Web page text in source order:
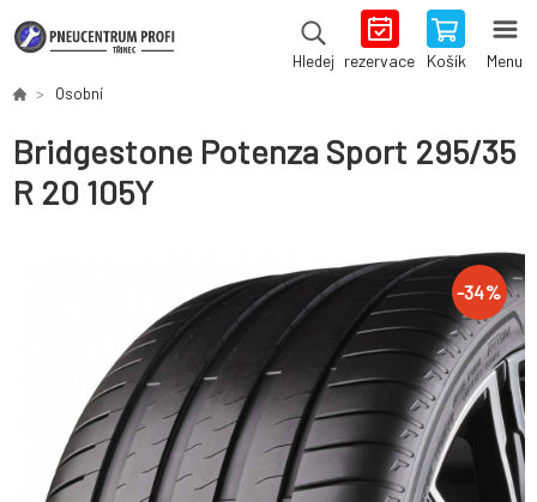
Hledej rezervace Košík Menu
Osobní
Bridgestone Potenza Sport 295/35
R 20 105Y
-34%